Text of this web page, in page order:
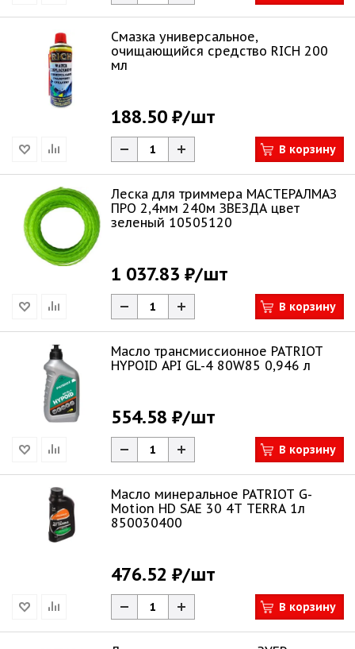
Смазка универсальное,
очищающийся средство RICH 200
мл
188.50 ₽/шт
В корзину
Леска для триммера МАСТЕРАЛМАЗ
ПРО 2,4мм 240м ЗВЕЗДА цвет
зеленый 10505120
1 037.83 ₽/шт
В корзину
Масло трансмиссионное PATRIOT
HYPOID API GL-4 80W85 0,946 л
554.58 ₽/шт
В корзину
Масло минеральное PATRIOT G-
Motion HD SAE 30 4Т TERRA 1л
850030400
476.52 ₽/шт
В корзину